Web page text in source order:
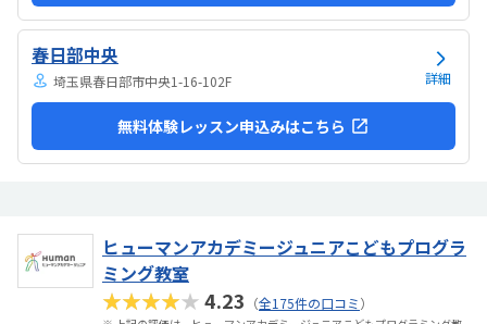
春日部中央
埼玉県春日部市中央1-16-102F 詳細
無料体験レッスン申込みはこちら
ヒューマンアカデミージュニアこどもプログラ
ミング教室
★★★★★4.23 （全175件の口コミ）